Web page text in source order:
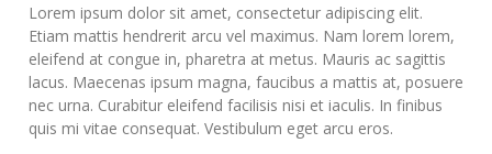
Lorem ipsum dolor sit amet, consectetur adipiscing elit.
Etiam mattis hendrerit arcu vel maximus. Nam lorem lorem,
eleifend at congue in, pharetra at metus. Mauris ac sagittis
lacus. Maecenas ipsum magna, faucibus a mattis at, posuere
nec urna. Curabitur eleifend facilisis nisi et iaculis. In finibus
quis mi vitae consequat. Vestibulum eget arcu eros.